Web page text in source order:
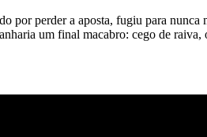
por perder a aposta, fugiu para
um final macabro: cego de